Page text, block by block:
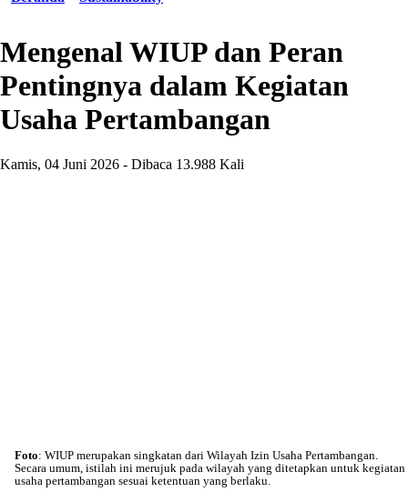
Mengenal WIUP dan Peran
Pentingnya dalam Kegiatan
Usaha Pertambangan
Kamis, 04 Juni 2026 - Dibaca 13.988 Kali
Foto: WIUP merupakan singkatan dari Wilayah Izin Usaha Pertambangan.
Secara umum, istilah ini merujuk pada wilayah yang ditetapkan untuk kegiatan
usaha pertambangan sesuai ketentuan yang berlaku.